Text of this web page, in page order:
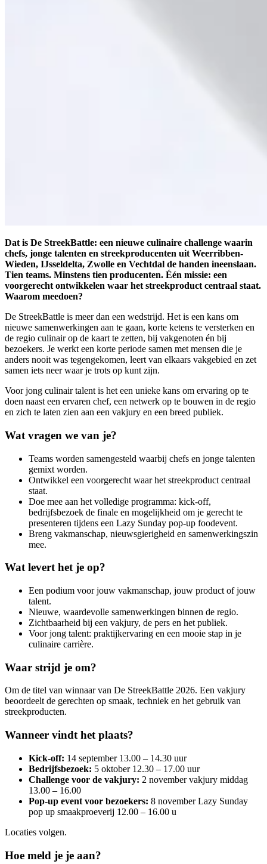
Dat is De StreekBattle: een nieuwe culinaire challenge waarin
chefs, jonge talenten en streekproducenten uit Weerribben-
Wieden, IJsseldelta, Zwolle en Vechtdal de handen ineenslaan.
Tien teams. Minstens tien producenten. Één missie: een
voorgerecht ontwikkelen waar het streekproduct centraal staat.
Waarom meedoen?
De StreekBattle is meer dan een wedstrijd. Het is een kans om
nieuwe samenwerkingen aan te gaan, korte ketens te versterken en
de regio culinair op de kaart te zetten, bij vakgenoten én bij
bezoekers. Je werkt een korte periode samen met mensen die je
anders nooit was tegengekomen, leert van elkaars vakgebied en zet
samen iets neer waar je trots op kunt zijn.
Voor jong culinair talent is het een unieke kans om ervaring op te
doen naast een ervaren chef, een netwerk op te bouwen in de regio
en zich te laten zien aan een vakjury en een breed publiek.
Wat vragen we van je?
Teams worden samengesteld waarbij chefs en jonge talenten
gemixt worden.
Ontwikkel een voorgerecht waar het streekproduct centraal
staat.
Doe mee aan het volledige programma: kick-off,
bedrijfsbezoek de finale en mogelijkheid om je gerecht te
presenteren tijdens een Lazy Sunday pop-up foodevent.
Breng vakmanschap, nieuwsgierigheid en samenwerkingszin
mee.
Wat levert het je op?
Een podium voor jouw vakmanschap, jouw product of jouw
talent.
Nieuwe, waardevolle samenwerkingen binnen de regio.
Zichtbaarheid bij een vakjury, de pers en het publiek.
Voor jong talent: praktijkervaring en een mooie stap in je
culinaire carrière.
Waar strijd je om?
Om de titel van winnaar van De StreekBattle 2026. Een vakjury
beoordeelt de gerechten op smaak, techniek en het gebruik van
streekproducten.
Wanneer vindt het plaats?
Kick-off: 14 september 13.00 – 14.30 uur
Bedrijfsbezoek: 5 oktober 12.30 – 17.00 uur
Challenge voor de vakjury: 2 november vakjury middag
13.00 – 16.00
Pop-up event voor bezoekers: 8 november Lazy Sunday
pop up smaakproeverij 12.00 – 16.00 u
Locaties volgen.
Hoe meld je je aan?